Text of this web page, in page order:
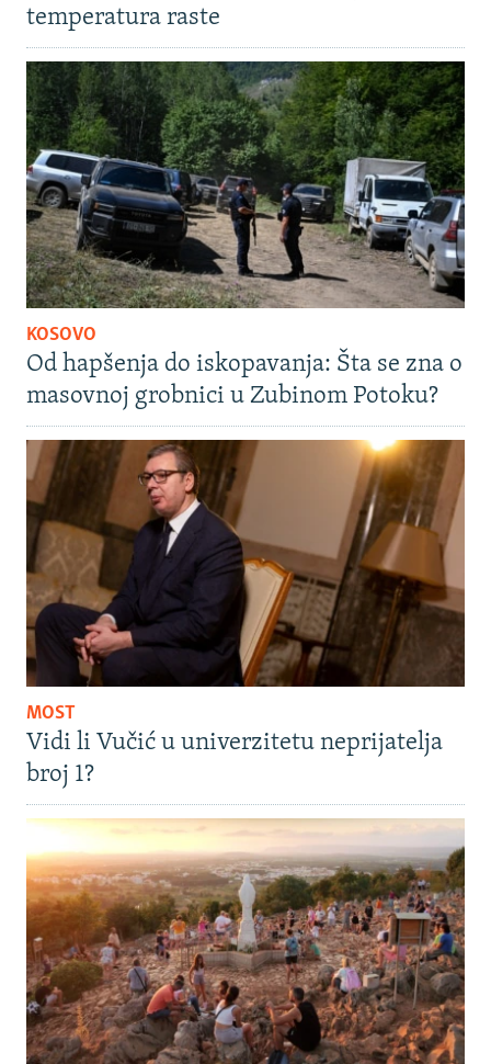
temperatura raste
KOSOVO
Od hapšenja do iskopavanja: Šta se zna o
masovnoj grobnici u Zubinom Potoku?
MOST
Vidi li Vučić u univerzitetu neprijatelja
broj 1?